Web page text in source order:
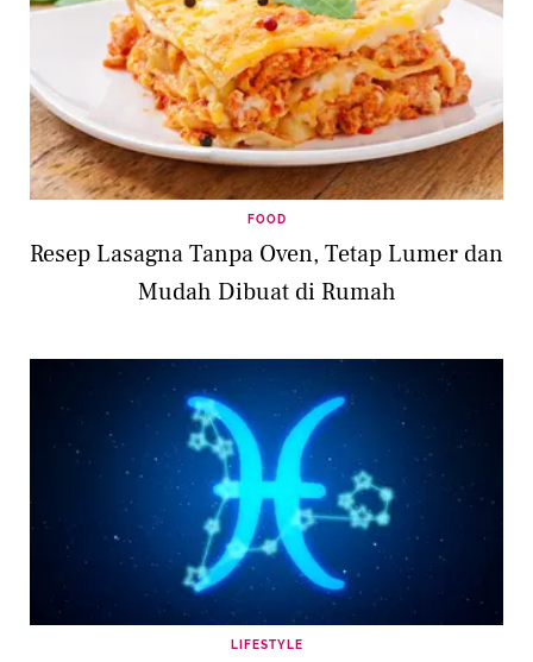
FOOD
Resep Lasagna Tanpa Oven, Tetap Lumer dan
Mudah Dibuat di Rumah
LIFESTYLE